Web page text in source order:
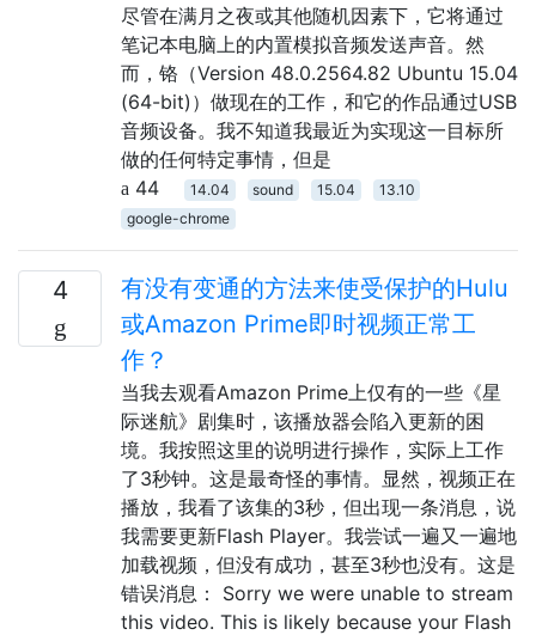
尽管在满月之夜或其他随机因素下，它将通过
笔记本电脑上的内置模拟音频发送声音。然
而，铬（Version 48.0.2564.82 Ubuntu 15.04
(64-bit)）做现在的工作，和它的作品通过USB
音频设备。我不知道我最近为实现这一目标所
做的任何特定事情，但是
44
14.04 sound 15.04
13.10
google-chrome
4
有没有变通的方法来使受保护的Hulu
或Amazon Prime即时视频正常工
作？
当我去观看Amazon Prime上仅有的一些《星
际迷航》剧集时，该播放器会陷入更新的困
境。我按照这里的说明进行操作，实际上工作
了3秒钟。这是最奇怪的事情。显然，视频正在
播放，我看了该集的3秒，但出现一条消息，说
我需要更新Flash Player。我尝试一遍又一遍地
加载视频，但没有成功，甚至3秒也没有。这是
错误消息： Sorry we were unable to stream
this video. This is likely because your Flash